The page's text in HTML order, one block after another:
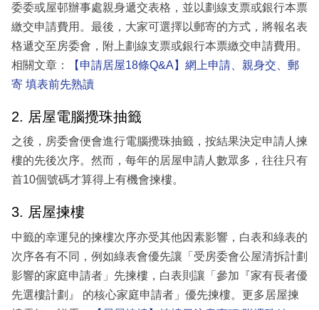
委委或屋邨辦事處親身遞交表格，並以劃線支票或銀行本票
繳交申請費用。最後，大家可選擇以郵寄的方式，將報名表
格遞交至房委會，附上劃線支票或銀行本票繳交申請費用。
相關文章：
【申請居屋18條Q&A】網上申請、親身交、郵
寄 填表前先熟讀
2. 居屋電腦攪珠抽籤
之後，房委會便會進行電腦攪珠抽籤，按結果決定申請人揀
樓的先後次序。然而，每年的居屋申請人數眾多，往往只有
首10個號碼才算得上有機會揀樓。
3. 居屋揀樓
中籤的幸運兒的揀樓次序亦受其他因素影響，白表和綠表的
次序各有不同，例如綠表會優先讓「受房委會公屋清拆計劃
影響的家庭申請者」先揀樓，白表則讓「參加『家有長者優
先選樓計劃』 的核心家庭申請者」優先揀樓。更多居屋揀